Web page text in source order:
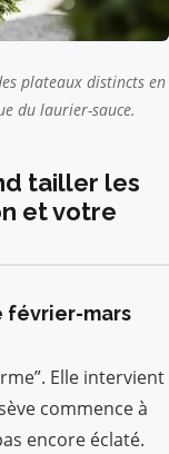
plateaux distincts en
du laurier-sauce.
tailler les
et votre
février-mars
Elle intervient
commence à
encore éclaté.